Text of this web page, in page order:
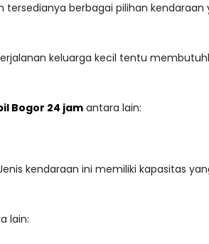
tersedianya berbagai pilihan
keluarga kecil tentu
Bogor 24 jamantara lain:
kendaraan ini memiliki kapasitas
lain: